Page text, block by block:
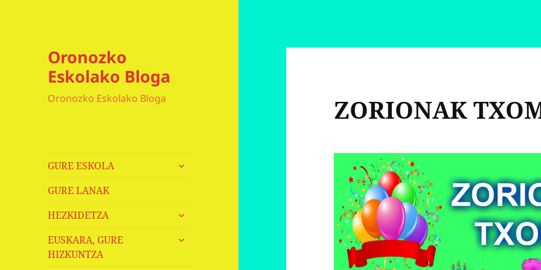
Oronozko
Eskolako Bloga
Oronozko Eskolako Bloga
GURE ESKOLA
haurren
GURE LANAK
HEZKIDETZA
haurren
zabaldu
EUSKARA, GURE
HIZKUNTZA
haurren
ZORIONAK